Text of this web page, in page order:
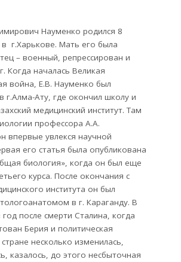
Науменко родился 8
г.Харькове. Мать его была
– военный, репрессирован и
Когда началась Великая
война, Е.В. Науменко был
г.Алма-Ату, где окончил школу и
медицинский институт. Там
профессора А.А.
впервые увлекся научной
его статья была опубликована
биология», когда он был еще
курса. После окончания с
института он был
в г. Караганду. В
год после смерти Сталина, когда
Берия и политическая
несколько изменилась,
казалось, до этого несбыточная